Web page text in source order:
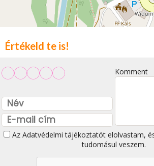
Értékeld te is!
Komment
Az Adatvédelmi tájékoztatótelolvastam,
tudomásul veszem.